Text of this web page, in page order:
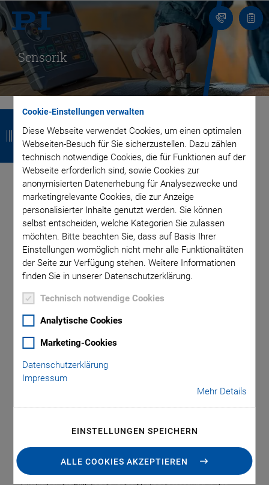
Cookie-Einstellungen verwalten
Diese Webseite verwendet Cookies, um einen optimalen
Webseiten-Besuch für Sie sicherzustellen. Dazu zählen
technisch notwendige Cookies, die für Funktionen auf der
Webseite erforderlich sind, sowie Cookies zur
anonymisierten Datenerhebung für Analysezwecke und
marketingrelevante Cookies, die zur Anzeige
personalisierter Inhalte genutzt werden. Sie können
selbst entscheiden, welche Kategorien Sie zulassen
möchten. Bitte beachten Sie, dass auf Basis Ihrer
Einstellungen womöglich nicht mehr alle Funktionalitäten
der Seite zur Verfügung stehen. Weitere Informationen
finden Sie in unserer Datenschutzerklärung.
Technisch notwendige Cookies
Analytische Cookies
Marketing-Cookies
Datenschutzerklärung
Impressum
Mehr Details
EINSTELLUNGEN SPEICHERN
ALLE COOKIES AKZEPTIEREN
Kontakt
Sensorik
Ultraschall als
präzises
Messwerkzeug
Die Sensorik bezeichnet die Anwendung von Sensoren zur
Messung und Kontrolle verschiedener physikalischer oder
chemischer Eigenschaften. Besonders in Verbindung mit der
Digitalisierung und Industrie 4.0 kommt der Sensorik in der
Ultraschall ein vielseitiges Instrument zum Messen und zur
Überwachung verschiedenster Prozesse oder
sehr gefragt.
Ultraschallsensoren finden Gebrauch bei der smarten
Überwachung und Instanthaltung von Maschinen und
lassen sich Maschinen, Anlagen, Pumpen und andere
Anlagen nichtinvasiv überwachen.
Positioniersensoren mit Ultraschall finden ihre Anwendung
Z
u
r
ü
c
k
Z
u
r
ü
c
k
Z
u
r
ü
c
k
Z
u
r
ü
c
k